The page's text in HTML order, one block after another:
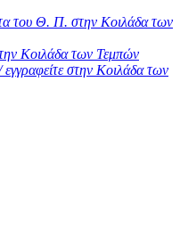
του Θ. Π. στην Κοιλάδα των
Κοιλάδα των Τεμπών
εγγραφείτε στην Κοιλάδα των